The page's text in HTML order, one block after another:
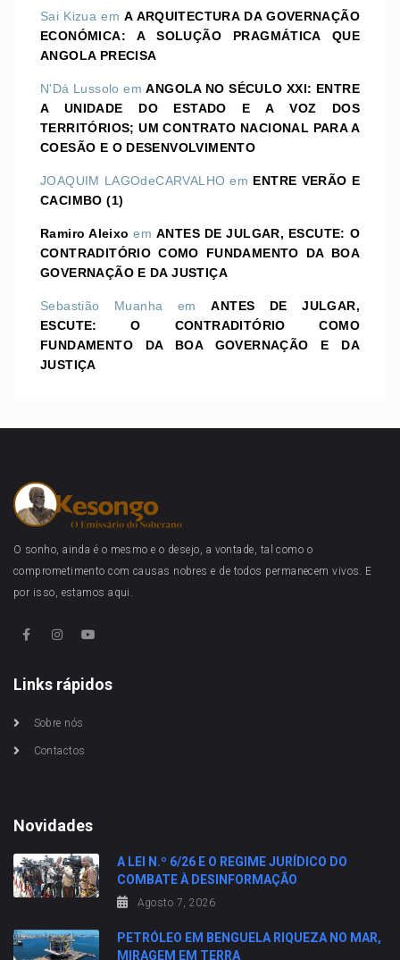
Sai Kizua emA ARQUITECTURA DA GOVERNAÇÃO
ECONÓMICA: A SOLUÇÃO PRAGMÁTICA QUE
ANGOLA PRECISA
N'Dá Lussolo emANGOLA NO SÉCULO XXI: ENTRE
A UNIDADE DO ESTADO E A VOZ DOS
TERRITÓRIOS; UM CONTRATO NACIONAL PARA A
COESÃO E O DESENVOLVIMENTO
JOAQUIM LAGOdeCARVALHO em ENTRE VERÃO E
CACIMBO (1)
Ramiro Aleixo emANTES DE JULGAR, ESCUTE: O
CONTRADITÓRIO COMO FUNDAMENTO DA BOA
GOVERNAÇÃO E DA JUSTIÇA
Sebastião Muanha emANTES DE JULGAR,
ESCUTE: O CONTRADITÓRIO COMO
FUNDAMENTO DA BOA GOVERNAÇÃO E DA
JUSTIÇA
O sonho, ainda é o mesmo e o desejo, a vontade, tal como o
comprometimento com causas nobres e de todos permanecem vivos. E
por isso, estamos aqui.
Links rápidos
Sobre nós
Contactos
Novidades
A LEI N.º 6/26 E O REGIME JURÍDICO DO
COMBATE À DESINFORMAÇÃO
Agosto 7, 2026
PETRÓLEO EM BENGUELA RIQUEZA NO MAR,
MIRAGEM EM TERRA